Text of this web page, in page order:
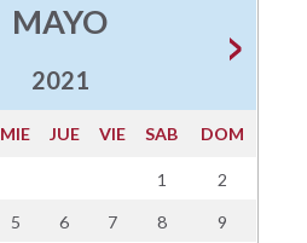
MAYO
2021
MIE JUE VIE SAB DOM
1 2
5 6 7 8 9